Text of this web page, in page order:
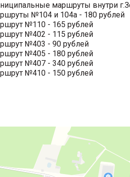
маршруты внутри
№104 и 104а - 180 рублей
№110 - 165 рублей
№402 - 115 рублей
№403 - 90 рублей
№405 - 180 рублей
№407 - 340 рублей
№410 - 150 рублей